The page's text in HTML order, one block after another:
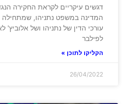
דגשים עיקריים לקראת החקירה
המדינה במשפט נתניהו,
עורכי הדין של נתניהו ושל
לפילבר
הקליקו לתוכן »
26/04/2022